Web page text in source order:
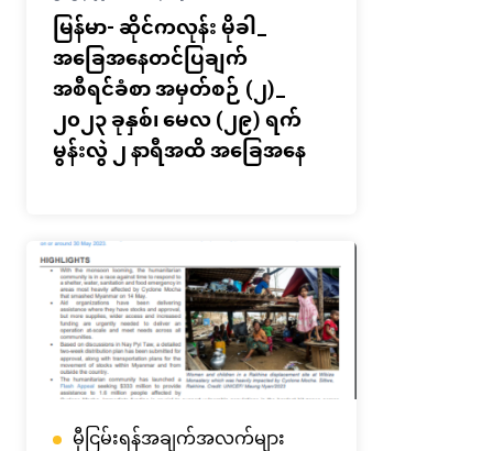
မြန်မာ- ဆိုင်ကလုန်း မိုခါ_
အခြေအနေတင်ပြချက်
အစီရင်ခံစာ အမှတ်စဉ် (၂)_
၂၀၂၃ ခုနှစ်၊ မေလ (၂၉) ရက်
မွန်းလွဲ ၂ နာရီအထိ အခြေအနေ
မှီငြမ်းရန်အချက်အလက်များ